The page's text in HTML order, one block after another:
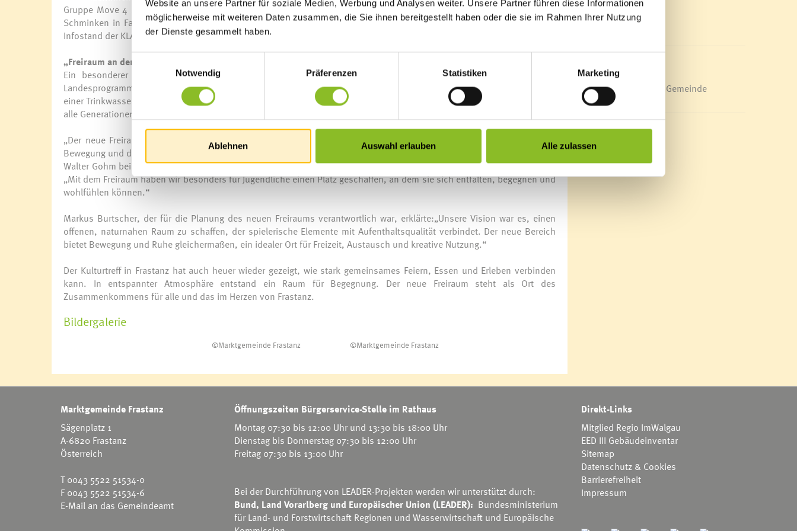
Website an unsere Partner für soziale Medien, Werbung und Analysen weiter. Unsere Partner führen diese Informationen
möglicherweise mit weiteren Daten zusammen, die Sie ihnen bereitgestellt haben oder die sie im Rahmen Ihrer Nutzung
der Dienste gesammelt haben.
Einwilligungsauswahl
Notwendig
Präferenzen Statistiken Marketing
Ablehnen Auswahl erlauben Alle zulassen
Gruppe Move 4 Style sowie die Guggamusig Schneggahüsler und der Musikverein Frastanz. Kinder konnten sich beim
Schminken in Fantasiegestalten verwandeln oder an Outdoorspielen der Gemeindebibliothek teilnehmen, während am
Infostand der KLAR!-Region über Klimaanpassung informiert wurde.
„Freiraum an der Samina“ feierlich eröffnet
Ein besonderer Moment war die feierliche Eröffnung des neuen „Freiraum an der Samina“, der im Zuge des
Landesprogramms „familieplus“ gestaltet wurde. Mit Boulderblöcken, Wassersitzstufen, Spielzonen, einer Grillschale,
einer Trinkwasserstelle und einem neuen Zugang zur Samina entstand ein moderner Bewegungs- und Begegnungsort für
alle Generationen, besonders auch für Jugendliche.
„Der neue Freiraum ist ein Ort, der sich zur Natur hin öffnet und mitten im Ortszentrum liegt. Er steht für Erholung,
Bewegung und das gemeinsame Erleben und Zusammenkommen, ein echter Mehrwert für Frastanz“, sagte Bürgermeister
Walter Gohm bei der Eröffnung. Auch Vizebürgermeisterin Michaela Gort, betonte die Bedeutung des neuen Treffpunkts:
„Mit dem Freiraum haben wir besonders für Jugendliche einen Platz geschaffen, an dem sie sich entfalten, begegnen und
wohlfühlen können.“
Markus Burtscher, der für die Planung des neuen Freiraums verantwortlich war, erklärte:„Unsere Vision war es, einen
offenen, naturnahen Raum zu schaffen, der spielerische Elemente mit Aufenthaltsqualität verbindet. Der neue Bereich
bietet Bewegung und Ruhe gleichermaßen, ein idealer Ort für Freizeit, Austausch und kreative Nutzung.“
Der Kulturtreff in Frastanz hat auch heuer wieder gezeigt, wie stark gemeinsames Feiern, Essen und Erleben verbinden
kann. In entspannter Atmosphäre entstand ein Raum für Begegnung. Der neue Freiraum steht als Ort des
Zusammenkommens für alle und das im Herzen von Frastanz.
Bildergalerie
©Marktgemeinde Frastanz ©Marktgemeinde Frastanz
©Marktgemeinde Frastanz
©Marktgemeinde Frastanz
©Marktgemeinde Frastanz
©Marktgemeinde Frastanz
©Marktgemeinde Frastanz
©Marktgemeinde Frastanz
©Marktgemeinde Frastanz
©Marktgemeinde Frastanz
©Marktgemeinde Frastanz
©Marktgemeinde Frastanz
©Marktgemeinde Frastanz
©Marktgemeinde Frastanz
Mediathek
News Archiv
Energieeffiziente Gemeinde
Marktgemeinde Frastanz
Sägenplatz 1
A-6820 Frastanz
Österreich
T0043 5522 51534-0
F 0043 5522 51534-6
E-Mail an das Gemeindeamt
Öffnungszeiten Bürgerservice-Stelle im Rathaus
Montag 07:30 bis 12:00 Uhr und 13:30 bis 18:00 Uhr
Dienstag bis Donnerstag 07:30 bis 12:00 Uhr
Freitag 07:30 bis 13:00 Uhr
Bei der Durchführung von LEADER-Projekten werden wir unterstützt durch:
Bund, Land Vorarlberg und Europäischer Union (LEADER): Bundesministerium
für Land- und Forstwirtschaft Regionen und Wasserwirtschaftund Europäische
Direkt-Links
Mitglied Regio ImWalgau
EED III Gebäudeinventar
Sitemap
Datenschutz & Cookies
Barrierefreiheit
Impressum